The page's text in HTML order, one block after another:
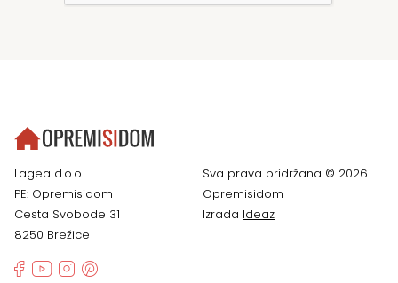
Lagea d.o.o.
PE: Opremisidom
Cesta Svobode 31
8250 Brežice
Sva prava pridržana © 2026
Opremisidom
Izrada Ideaz